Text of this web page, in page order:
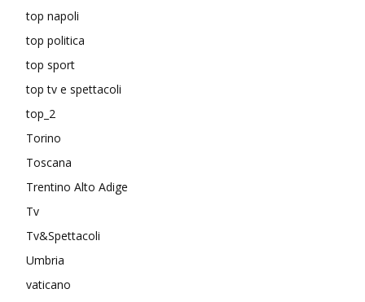
top napoli
top politica
top sport
top tv e spettacoli
top_2
Torino
Toscana
Trentino Alto Adige
Tv
Tv&Spettacoli
Umbria
vaticano